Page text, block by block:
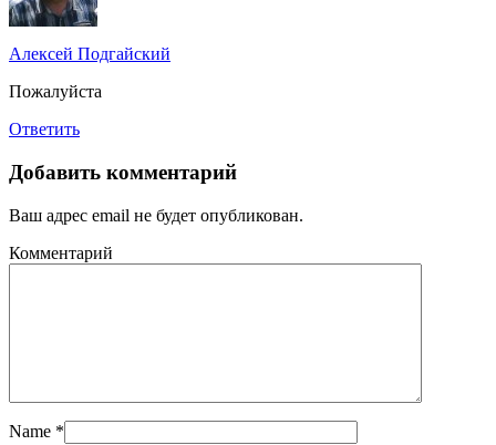
Алексей Подгайский
Пожалуйста
Ответить
Добавить комментарий
Ваш адрес email не будет опубликован.
Комментарий
Name *